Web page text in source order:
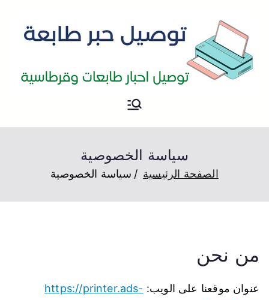
حبر طابعة
توصيل حبر طابعات الكويت
سياسة الخصوصية
الصفحة الرئيسية سياسة الخصوصية
من نحن
عنوان موقعنا على الويب: https://printer.ads-